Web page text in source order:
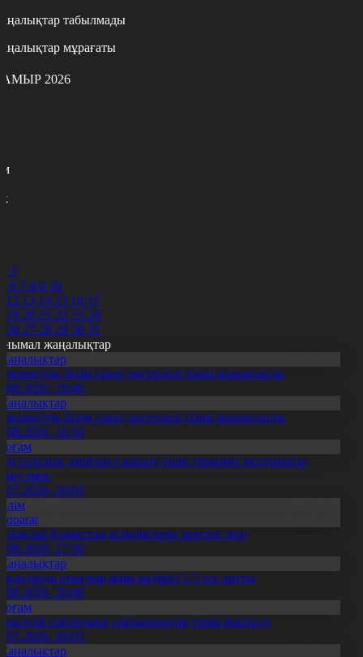
табылмады
мұрағаты
2026
3
6 7 8 9 10
12 13 14 15 16 17
19 20 21 22 23 24
26 27 28 29 30 31
жаңалықтар
білім грант иегерлері тізімі жарияланды
19:46
білім грант иегерлері тізімі жарияланды
16:50
салалық дәрігерге қаралу үшін терапевт жолдамасы
емес
20:05
Қазақстан өсімдіктерін зерттеп жүр
17:30
отандық өнім өндірісі 1,5 есе артты
20:06
сайлауына үміткерлердің тізімі бекітілді
20:03